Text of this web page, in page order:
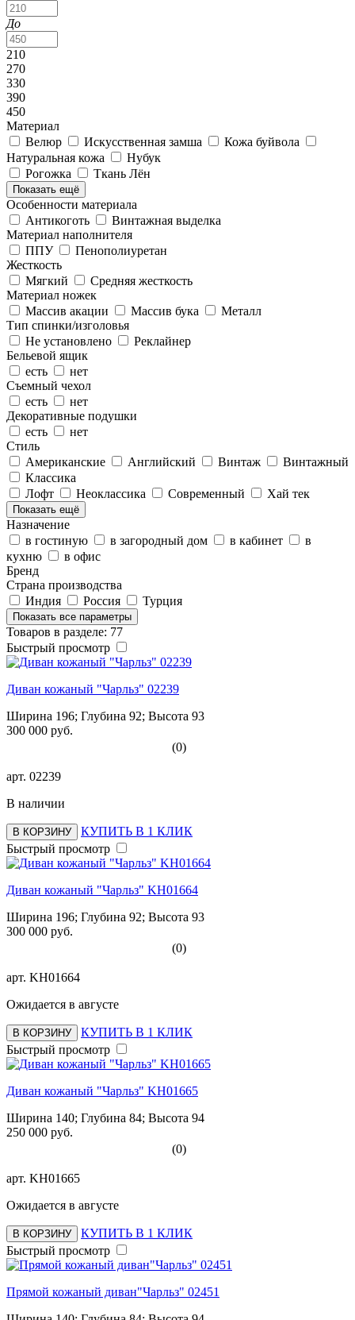
До
210
270
330
390
450
Материал
Велюр
Искусственная замша
Кожа буйвола
Натуральная кожа
Нубук
Рогожка
Ткань Лён
Показать ещё
Особенности материала
Антикоготь
Винтажная выделка
Материал наполнителя
ППУ
Пенополиуретан
Жесткость
Мягкий
Средняя жесткость
Материал ножек
Массив акации
Массив бука
Металл
Тип спинки/изголовья
Не установлено
Реклайнер
Бельевой ящик
есть
нет
Съемный чехол
есть
нет
Декоративные подушки
есть
нет
Стиль
Американские
Английский Винтаж
Винтажный
Классика
Лофт
Неоклассика Современный Хай тек
Показать ещё
Назначение
в гостиную
в загородный дом в кабинет
в
кухню
в офис
Бренд
Страна производства
Индия
Россия Турция
Показать все параметры
Товаров в разделе: 77
Быстрый просмотр
Диван кожаный "Чарльз" 02239
Ширина 196; Глубина 92; Высота 93
300 000 руб.
(0)
арт. 02239
В наличии
В КОРЗИНУ
КУПИТЬ В 1 КЛИК
Быстрый просмотр
Диван кожаный "Чарльз" KH01664
Ширина 196; Глубина 92; Высота 93
300 000 руб.
(0)
арт. KH01664
Ожидается в августе
В КОРЗИНУ
КУПИТЬ В 1 КЛИК
Быстрый просмотр
Диван кожаный "Чарльз" KH01665
Ширина 140; Глубина 84; Высота 94
250 000 руб.
(0)
арт. KH01665
Ожидается в августе
В КОРЗИНУ
КУПИТЬ В 1 КЛИК
Быстрый просмотр
Прямой кожаный диван"Чарльз" 02451